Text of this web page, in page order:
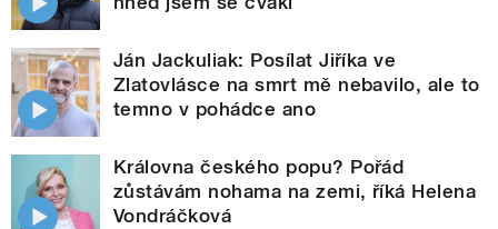
Ján Jackuliak: Posílat Jiříka ve
Zlatovlásce na smrt mě nebavilo, ale to
temno v pohádce ano
Královna českého popu? Pořád
zůstávám nohama na zemi, říká Helena
Vondráčková